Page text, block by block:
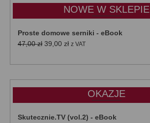
do
50,00 zł
NOWE W SKLEPIE
Proste domowe serniki - eBook
47,00zł Pierwotna
wynosiła:
39,00 złAktualna
wynosi:
z VAT
OKAZJE
Skutecznie.TV (vol.2) - eBook